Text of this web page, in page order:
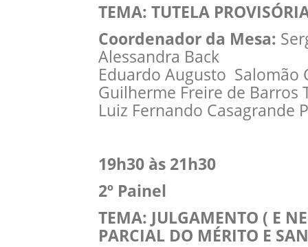
TEMA: TUTELA
Coordenador da Mesa:
Alessandra Back
Eduardo Augusto Salomão
Guilherme Freire de Barros
Luiz Fernando Casagrande
19h30 às 21h30
2º Painel
TEMA: JULGAMENTO ( E
PARCIAL DO MÉRITO E